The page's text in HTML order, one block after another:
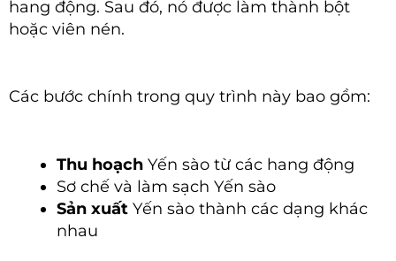
hang động. Sau đó, nó được làm thành bột
hoặc viên nén.
Các bước chính trong quy trình này bao gồm:
Thu hoạch Yến sào từ các hang động
Sơ chế và làm sạch Yến sào
Sản xuất Yến sào thành các dạng khác
nhau